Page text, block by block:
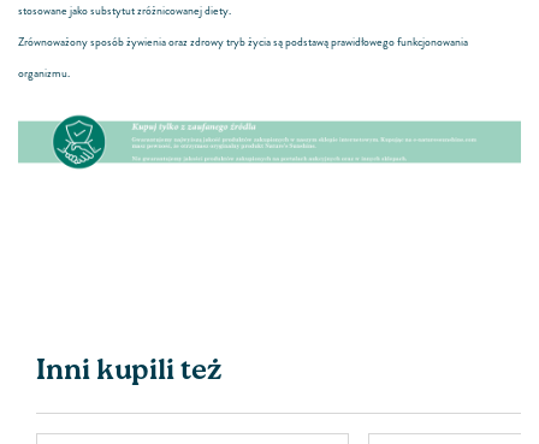
stosowane jako substytut zróżnicowanej diety.
Zrównoważony sposób żywienia oraz zdrowy tryb życia są podstawą prawidłowego funkcjonowania
organizmu.
Inni kupili też